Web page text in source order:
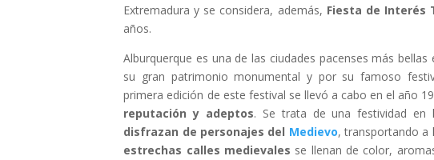
Extremadura y se considera, además, Fiesta de Interés
años.
Alburquerque es una de las ciudades pacenses más bellas
su gran patrimonio monumental y por su famoso
primera edición de este festival se llevó a cabo en el año
reputación y adeptos. Se trata de una festividad
disfrazan de personajes del Medievo, transportando a
estrechas calles medievales se llenan de color,